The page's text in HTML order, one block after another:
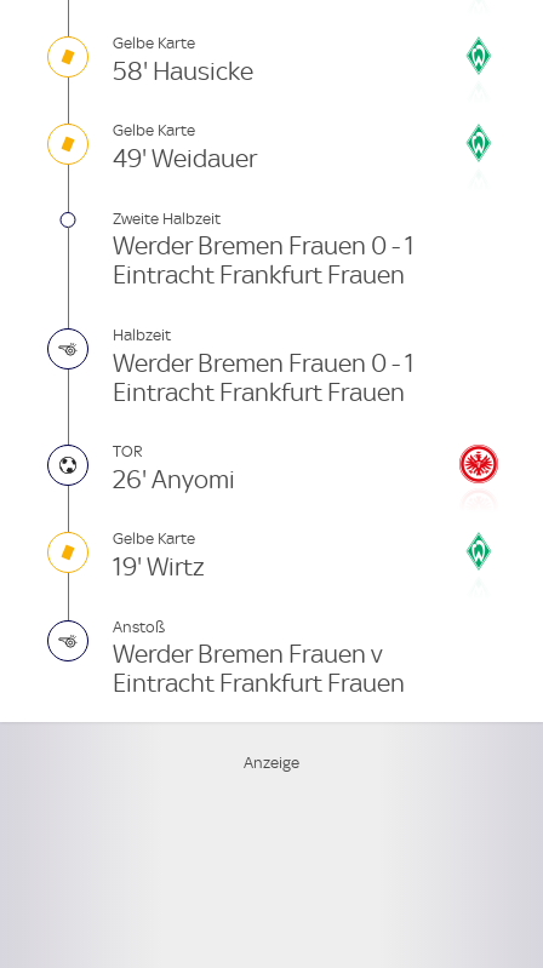
Gelbe Karte
58' Hausicke
Gelbe Karte
49' Weidauer
Zweite Halbzeit
Werder Bremen Frauen 0 - 1
Eintracht Frankfurt Frauen
Halbzeit
Werder Bremen Frauen 0 - 1
Eintracht Frankfurt Frauen
TOR
26' Anyomi
Gelbe Karte
19' Wirtz
Anstoß
Werder Bremen Frauen v
Eintracht Frankfurt Frauen